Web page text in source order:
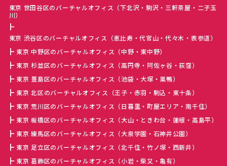
東京 世田谷区のバーチャルオフィス（下北沢・駒沢・三軒茶屋・二子玉
川）
東京 渋谷区のバーチャルオフィス（恵比寿・代官山・代々木・表参道）
東京 中野区のバーチャルオフィス（中野・東中野）
東京 杉並区のバーチャルオフィス（高円寺・阿佐ヶ谷・荻窪）
東京 豊島区のバーチャルオフィス（池袋・大塚・巣鴨）
東京 北区のバーチャルオフィス（王子・赤羽・駒込・東十条）
東京 荒川区のバーチャルオフィス（日暮里・町屋エリア・南千住）
東京 板橋区のバーチャルオフィス（大山・ときわ台・蓮根・高島平）
東京 練馬区のバーチャルオフィス（大泉学園・石神井公園）
東京 足立区のバーチャルオフィス（北千住・竹ノ塚・西新井）
東京 葛飾区のバーチャルオフィス（小岩・柴又・亀有）